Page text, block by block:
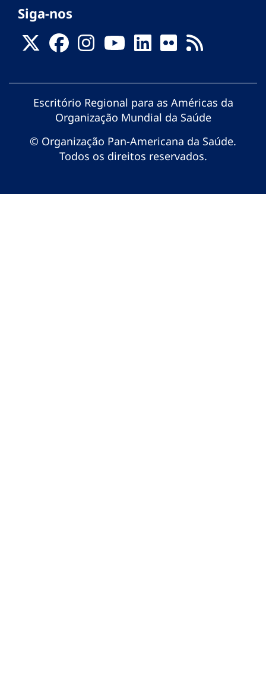
Siga-nos
Escritório Regional para as Américas da
Organização Mundial da Saúde
© Organização Pan-Americana da Saúde.
Todos os direitos reservados.